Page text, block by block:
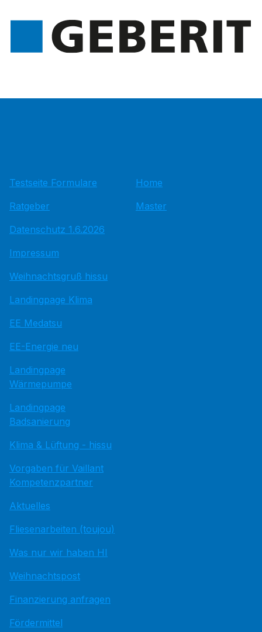
Testseite Formulare
Ratgeber
Datenschutz 1.6.2026
Impressum
Weihnachtsgruß hissu
Landingpage Klima
EE Medatsu
EE-Energie neu
Landingpage
Wärmepumpe
Landingpage
Badsanierung
Klima & Lüftung - hissu
Vorgaben für Vaillant
Kompetenzpartner
Aktuelles
Fliesenarbeiten (toujou)
Was nur wir haben HI
Weihnachtspost
Finanzierung anfragen
Fördermittel
Home
Master